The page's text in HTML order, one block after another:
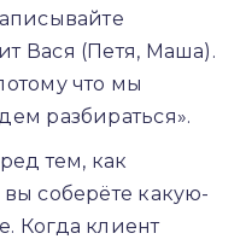
Вася (Петя, Маша).
что мы
разбираться».
тем, как
соберёте какую-
Когда клиент